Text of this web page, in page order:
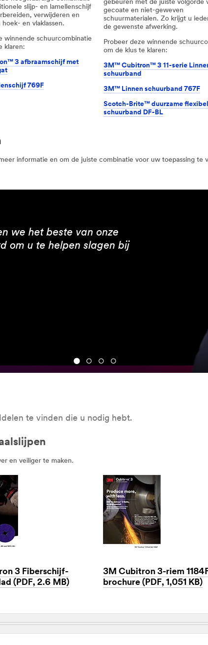
slijp- en lamellenschijf
verwijderen en
en vlaklassen.
winnende schuurcombinatie
klaren:
3 afbraamschijf met
769F
gebeuren met de juiste volgorde
gecoate en niet-geweven
schuurmaterialen. Zo krijgt u
de gewenste afwerking.
Probeer deze winnende
om de klus te klaren:
3M™ Cubitron™ 3 11-serie
schuurband
3M™ Linnen schuurband 767F
Scotch-Brite™ duurzame
schuurband DF-BL
informatie en om de juiste combinatie voor uw toepassing te
we het beste van onze
om u te helpen slagen bij
te vinden die u nodig hebt.
en veiliger te maken.
3 Fiberschijf-
(PDF, 2.6 MB)
3M Cubitron 3-riem
brochure (PDF, 1,051 KB)
1901